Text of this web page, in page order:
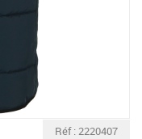
Réf : 2220407